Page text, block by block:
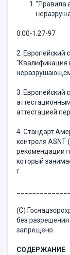
"Правила
0.00-1.27-97
2. Европейский
"Квалификация
3. Европейский
аттестацией
4. Стандарт
контроля ASNT
рекомендации
который
г.
(С)
без
запрещено
СОДЕРЖАНИЕ